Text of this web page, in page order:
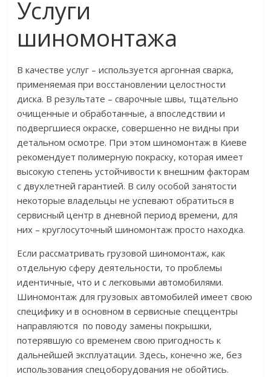
Услуги
шиномонтажа
В качестве услуг – используется аргонная сварка,
применяемая при восстановлении целостности
диска. В результате – сварочные швы, тщательно
очищенные и обработанные, а впоследствии и
подвергшиеся окраске, совершенно не видны при
детальном осмотре. При этом шиномонтаж в Киеве
рекомендует полимерную покраску, которая имеет
высокую степень устойчивости к внешним факторам
с двухлетней гарантией. В силу особой занятости
некоторые владельцы не успевают обратиться в
сервисный центр в дневной период времени, для
них – круглосуточный шиномонтаж просто находка.
Если рассматривать грузовой шиномонтаж, как
отдельную сферу деятельности, то проблемы
идентичные, что и с легковыми автомобилями.
Шиномонтаж для грузовых автомобилей имеет свою
специфику и в основном в сервисные спеццентры
направляются по поводу замены покрышки,
потерявшую со временем свою пригодность к
дальнейшей эксплуатации. Здесь, конечно же, без
использования спецоборудования не обойтись.